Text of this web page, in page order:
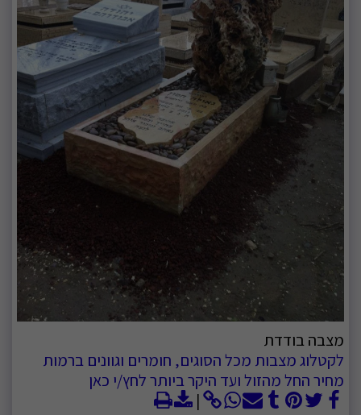
מצבה בודדת
לקטלוג מצבות מכל הסוגים, חומרים וגוונים ברמות
מחיר החל מהזול ועד היקר ביותר לחץ/י כאן